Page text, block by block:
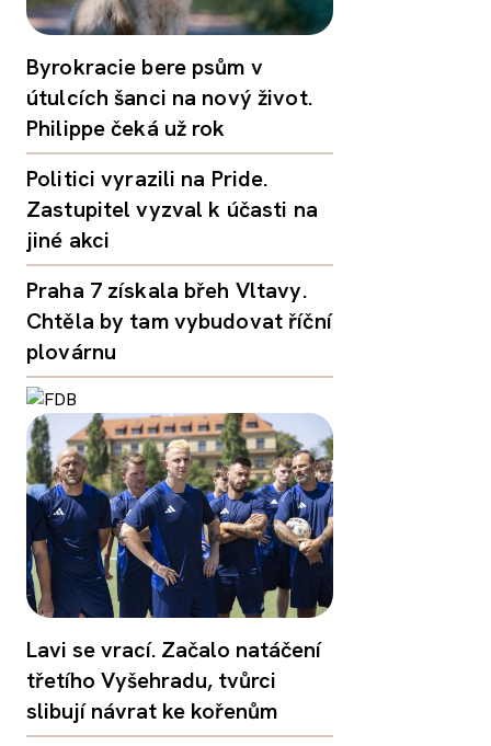
Byrokracie bere psům v
útulcích šanci na nový život.
Philippe čeká už rok
Politici vyrazili na Pride.
Zastupitel vyzval k účasti na
jiné akci
Praha 7 získala břeh Vltavy.
Chtěla by tam vybudovat říční
plovárnu
Lavi se vrací. Začalo natáčení
třetího Vyšehradu, tvůrci
slibují návrat ke kořenům